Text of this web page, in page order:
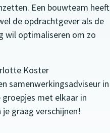
Een bouwteam heeft
de opdrachtgever als de
wil optimaliseren om zo
Koster
samenwerkingsadviseur in
groepjes met elkaar in
graag verschijnen!